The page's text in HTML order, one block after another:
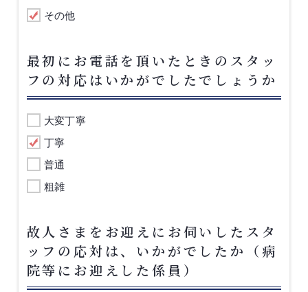
その他
最初にお電話を頂いたときのスタッ
フの対応はいかがでしたでしょうか
大変丁寧
丁寧
普通
粗雑
故人さまをお迎えにお伺いしたスタ
ッフの応対は、いかがでしたか（病
院等にお迎えした係員）